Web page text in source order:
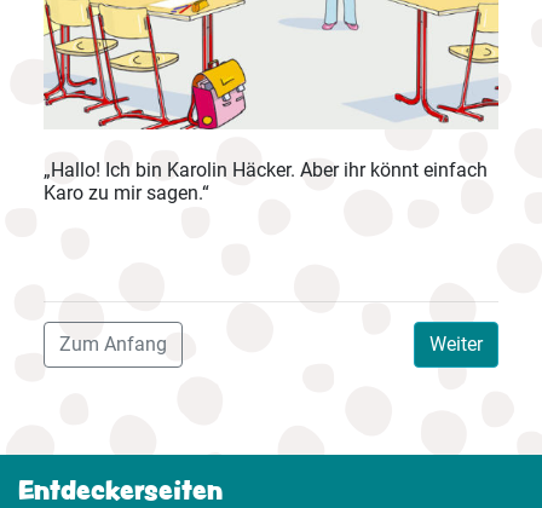
„Hallo! Ich bin Karolin Häcker. Aber ihr könnt einfach
Karo zu mir sagen.“
Weiter
Zum Anfang
Entdeckerseiten